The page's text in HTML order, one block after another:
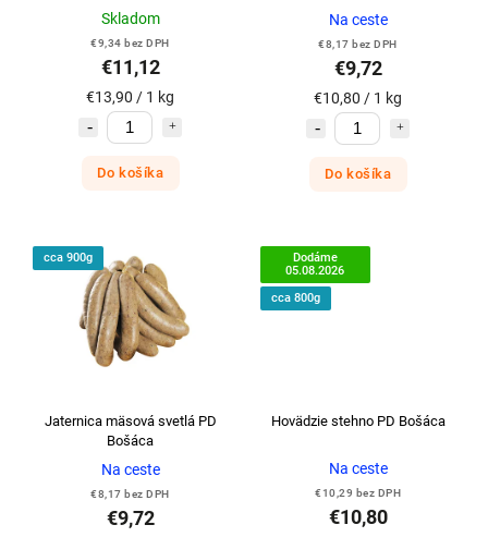
Skladom
€9,34 bez DPH
€11,12
€13,90 / 1 kg
Do košíka
Na ceste
€8,17 bez DPH
€9,72
€10,80 / 1 kg
Do košíka
cca 900g
Jaternica mäsová svetlá PD
Bošáca
Na ceste
€8,17 bez DPH
€9,72
Dodáme
05.08.2026
cca 800g
Hovädzie stehno PD Bošáca
Na ceste
€10,29 bez DPH
€10,80